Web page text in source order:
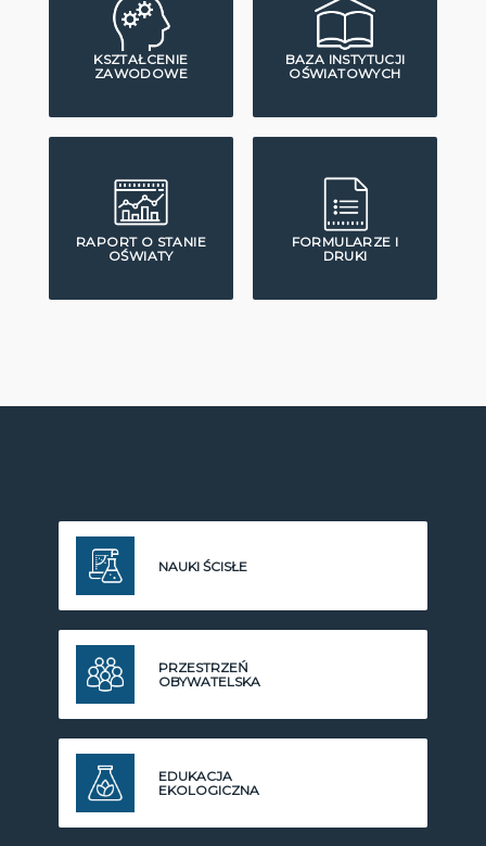
KSZTAŁCENIE
ZAWODOWE
BAZA INSTYTUCJI
OŚWIATOWYCH
RAPORT O STANIE
OŚWIATY
FORMULARZE I
DRUKI
NAUKI ŚCISŁE
PRZESTRZEŃ
OBYWATELSKA
EDUKACJA
EKOLOGICZNA